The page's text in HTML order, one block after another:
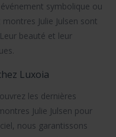
événement symbolique ou
Julie Julsen sont
beauté et leur
Luxoia
les dernières
Julie Julsen pour
nous garantissons